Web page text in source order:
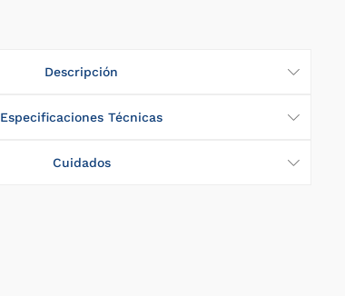
Descripción
Especificaciones Técnicas
Cuidados